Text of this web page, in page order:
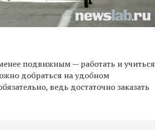
подвижным — работать и учиться
добраться на удобном
ведь достаточно заказать